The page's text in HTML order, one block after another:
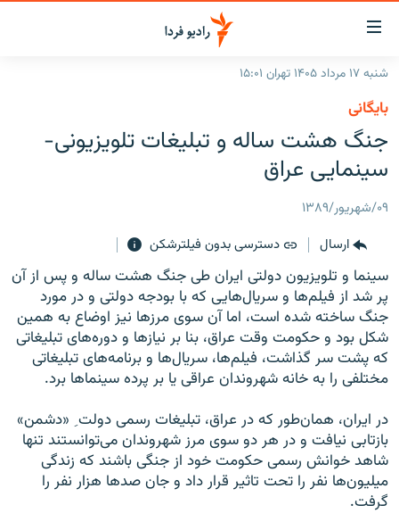
لینک‌های
قابلیت
دسترسی
بازگشت
بازگشت
منوی
اصلی
رفتن
صفحه
جستجو
صفحه اصلی
ایران
جهان
برنامه‌های رادیویی
فرکانس‌ها
پادکست
چندرسانه‌ای
گزارش‌های تصویری
گزارش‌های ویدئویی
زنان فردا
English
به ما بپیوندید
زبان‌های دیگر
شنبه ۱۷ مرداد ۱۴۰۵ تهران ۱۵:۰۱
بایگانی
جنگ هشت ساله و تبلیغات تلویزیونی-
سینمایی عراق
۰۹/شهریور/۱۳۸۹
ارسال
دسترسی بدون فیلترشکن
سینما و تلویزیون دولتی ایران طی جنگ هشت ساله و پس از آن
پر شد از فیلم‌ها و سریال‌هایی که با بودجه دولتی و در مورد
جنگ ساخته شده است، اما آن سوی مرزها نیز اوضاع به همین
شکل بود و حکومت وقت عراق، بنا بر نیازها و دوره‌های تبلیغاتی
که پشت سر گذاشت، فیلم‌ها، سریال‌ها و برنامه‌های تبلیغاتی
مختلفی را به خانه شهروندان عراقی یا بر پرده سینماها برد.
در ایران، همان‌طور که در عراق، تبلیغات رسمی دولت ِ «دشمن»
بازتابی نیافت و در هر دو سوی مرز شهروندان می‌توانستند تنها
شاهد خوانش رسمی حکومت خود از جنگی باشند که زندگی
میلیون‌ها نفر را تحت تاثیر قرار داد و جان صدها هزار نفر را
گرفت.